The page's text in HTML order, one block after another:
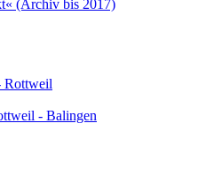
(Archiv bis 2017)
Rottweil
- Balingen